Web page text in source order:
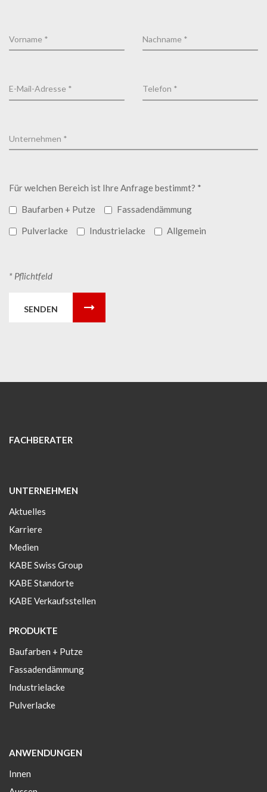
Für welchen Bereich ist Ihre Anfrage bestimmt? *
Baufarben + Putze
Fassadendämmung
Pulverlacke
Industrielacke Allgemein
* Pflichtfeld
SENDEN
FACHBERATER
UNTERNEHMEN
Aktuelles
Karriere
Medien
KABE Swiss Group
KABE Standorte
KABE Verkaufsstellen
PRODUKTE
Baufarben + Putze
Fassadendämmung
Industrielacke
Pulverlacke
ANWENDUNGEN
Innen